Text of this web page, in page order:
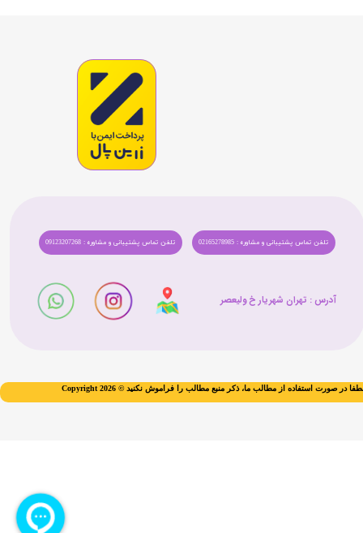
تلفن تماس پشتیبانی و مشاوره : 09123207268 تلفن تماس پشتیبانی و مشاوره : 02165278985
آدرس : تهران شهریار خ ولیعصر​​​​​​​